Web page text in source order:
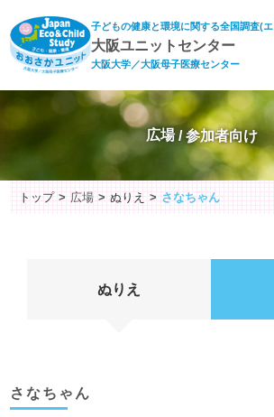
子どもの健康と環境に関する全国調査(
大阪ユニットセンター
大阪大学／大阪母子医療センター
広場
トップ 広場 ぬりえ さなちゃん
ぬりえ
さなちゃん